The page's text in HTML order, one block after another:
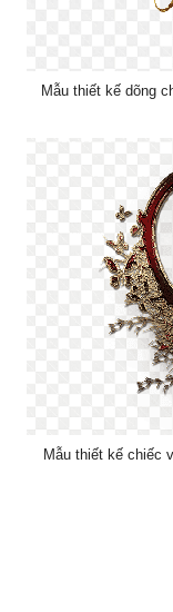
Mẫu thiết kế dõng
Mẫu thiết kế chiếc